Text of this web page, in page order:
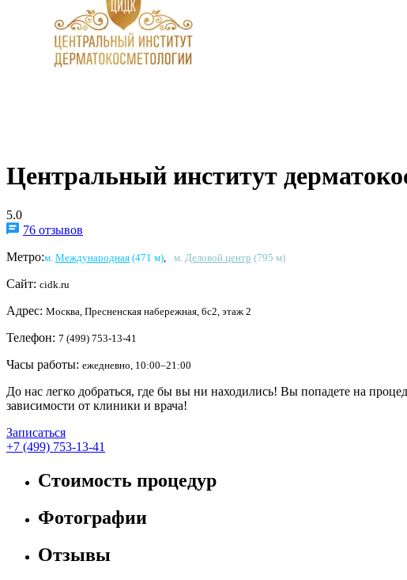
Центральный институт
5.0
76 отзывов
Метро:м. Международная (471 м) м. Деловой центр (795 м)
Сайт: cidk.ru
Адрес: Москва, Пресненская набережная, 6с2, этаж 2
Телефон: 7 (499) 753-13-41
Часы работы: ежедневно, 10:00–21:00
До нас легко добраться, где бы вы ни находились! Вы попадете на
зависимости от клиники и врача!
Записаться
+7 (499) 753-13-41
Стоимость процедур
Фотографии
Отзывы